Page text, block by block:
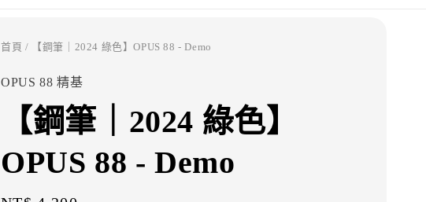
首頁 / 【鋼筆｜2024 綠色】OPUS 88 - Demo
OPUS 88 精基
【鋼筆｜2024 綠色】
OPUS 88 - Demo